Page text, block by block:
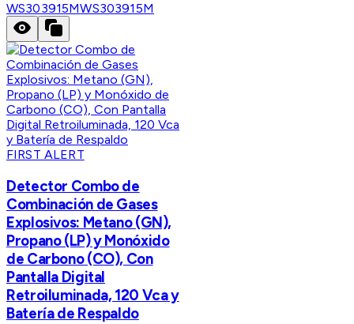
WS303915MWS303915M
FIRST ALERT
Detector Combo de
Combinación de Gases
Explosivos: Metano (GN),
Propano (LP) y Monóxido
de Carbono (CO), Con
Pantalla Digital
Retroiluminada, 120 Vca y
Batería de Respaldo